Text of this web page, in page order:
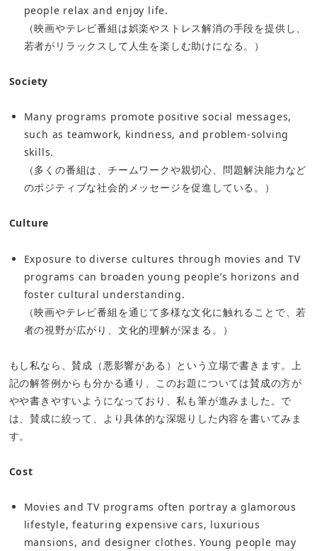
people relax and enjoy life.
（映画やテレビ番組は娯楽やストレス解消の手段を提供し、
若者がリラックスして人生を楽しむ助けになる。）
Society
Many programs promote positive social messages,
such as teamwork, kindness, and problem-solving
skills.
（多くの番組は、チームワークや親切心、問題解決能力など
のポジティブな社会的メッセージを促進している。）
Culture
Exposure to diverse cultures through movies and TV
programs can broaden young people’s horizons and
foster cultural understanding.
（映画やテレビ番組を通じて多様な文化に触れることで、若
者の視野が広がり、文化的理解が深まる。）
もし私なら、賛成（悪影響がある）という立場で書きます。上
記の解答例からも分かる通り、このお題については賛成の方が
やや書きやすいようになっており、私も筆が進みました。で
は、賛成に絞って、より具体的な深堀りした内容を書いてみま
す。
Cost
Movies and TV programs often portray a glamorous
lifestyle, featuring expensive cars, luxurious
mansions, and designer clothes. Young people may